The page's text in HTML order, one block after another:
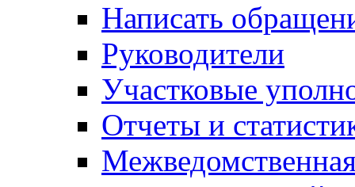
Написать
Руководители
Участковые
Отчеты и